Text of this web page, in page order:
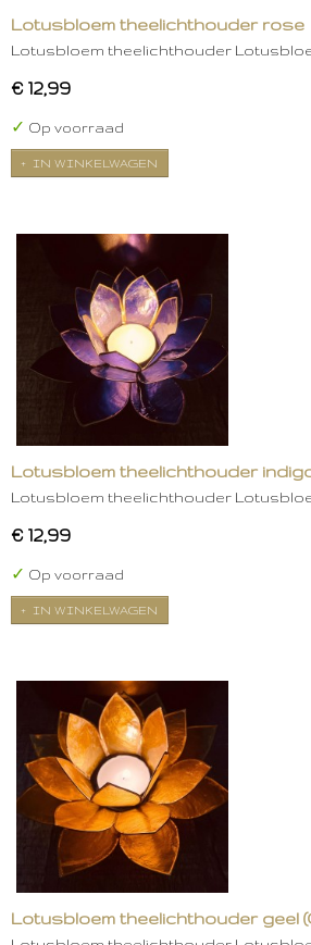
Lotusbloem theelichthouder rose
Lotusbloem theelichthouder
€ 12,99
✓ Op voorraad
IN WINKELWAGEN
Lotusbloem theelichthouder
Lotusbloem theelichthouder
€ 12,99
✓ Op voorraad
IN WINKELWAGEN
Lotusbloem theelichthouder geel